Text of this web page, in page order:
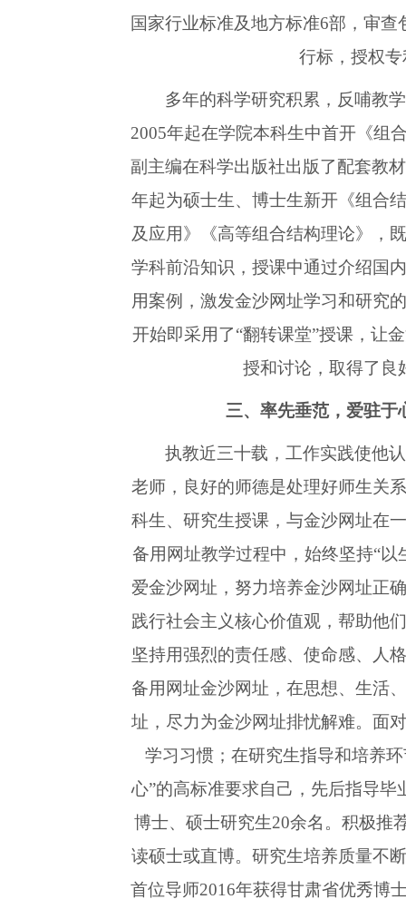
国家行业标准及地方标准6部，审
行标，授权
多年的科学研究积累，反哺教
2005年起在学院本科生中首开《组
副主编在科学出版社出版了配套教
年起为硕士生、博士生新开《组合
及应用》《高等组合结构理论》，
学科前沿知识，授课中通过介绍国
用案例，激发金沙网址学习和研究
开始即采用了“翻转课堂”授课，让
授和讨论，取得了良
三、 率先垂范，爱驻于
执教近三十载，工作实践使他
老师，良好的师德是处理好师生关
科生、研究生授课，与金沙网址在
备用网址教学过程中，始终坚持“
爱金沙网址，努力培养金沙网址正
践行社会主义核心价值观，帮助他
坚持用强烈的责任感、使命感、人
备用网址金沙网址，在思想、生活
址，尽力为金沙网址排忧解难。面
学习习惯；在研究生指导和培养
心”的高标准要求自己，先后指导毕
博士、硕士研究生20余名。积极推
读硕士或直博。研究生培养质量不
首位导师2016年获得甘肃省优秀博